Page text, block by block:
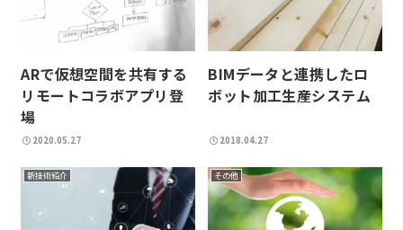
ARで仮想空間を共有する
リモートコラボアプリ登
場
2020.05.27
BIMデータと連携したロ
ボット加工生産システム
2018.04.27
新技術紹介 その他